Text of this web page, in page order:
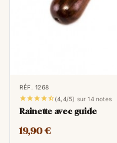
RÉF. 1268
(4,4/5) sur 14 notes
Rainette avec guide
19,90 €